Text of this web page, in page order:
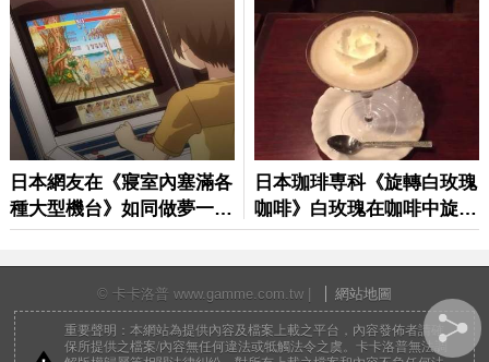
© 卡卡洛普 www.gamme.com.tw | 網站地圖
重要聲明：本網站為提供內容及檔案上載之平台，內容發佈者請確
保所提供之檔案/內容無任何違法或牴觸法令之虞。卡卡洛普無法調